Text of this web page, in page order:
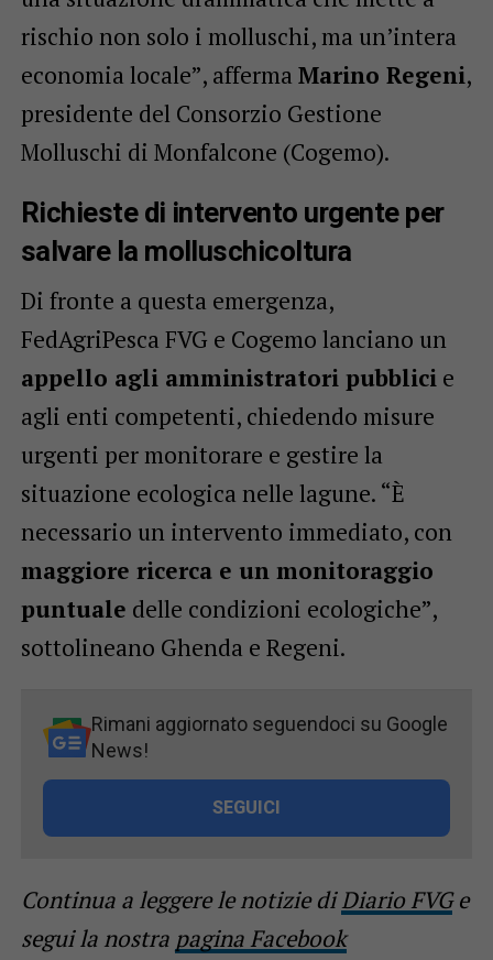
rischio non solo i molluschi, ma un’intera
economia locale”, afferma Marino Regeni,
presidente del Consorzio Gestione
Molluschi di Monfalcone (Cogemo).
Richieste di intervento urgente per
salvare la molluschicoltura
Di fronte a questa emergenza,
FedAgriPesca FVG e Cogemo lanciano un
appello agli amministratori pubblicie
agli enti competenti, chiedendo misure
urgenti per monitorare e gestire la
situazione ecologica nelle lagune. “È
necessario un intervento immediato, con
maggiore ricerca e un monitoraggio
puntuale delle condizioni ecologiche”,
sottolineano Ghenda e Regeni.
Rimani aggiornato seguendoci su Google
News!
SEGUICI
Continua a leggere le notizie diDiario FVGe
segui la nostra pagina Facebook